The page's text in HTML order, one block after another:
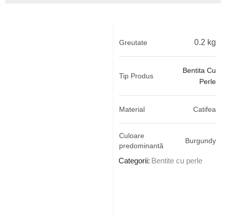
Greutate 0.2 kg
Tip Produs
Bentita Cu
Perle
Material Catifea
Culoare
predominantă
Burgundy
Categorii: Bentite cu perle